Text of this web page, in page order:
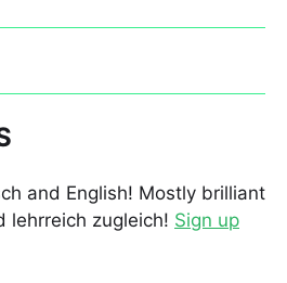
and English! Mostly brilliant
lehrreich zugleich! Sign up